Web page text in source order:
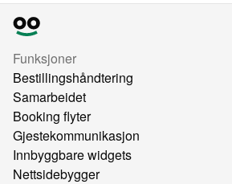
Funksjoner
Bestillingshåndtering
Samarbeidet
Booking flyter
Gjestekommunikasjon
Innbyggbare widgets
Nettsidebygger